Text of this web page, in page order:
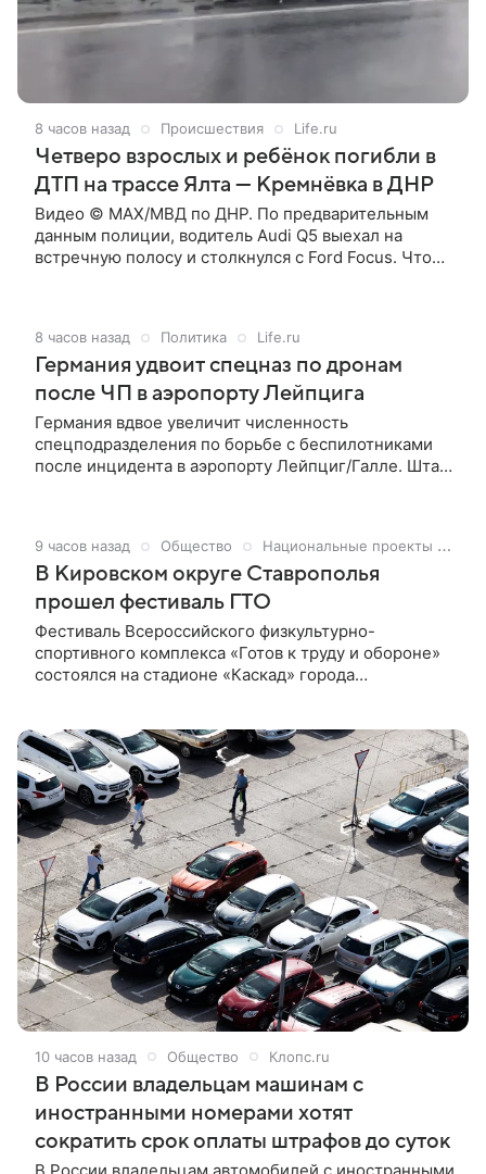
8 часов назад Происшествия Life.ru
Четверо взрослых и ребёнок погибли в
ДТП на трассе Ялта — Кремнёвка в ДНР
Видео © МАХ/МВД по ДНР. По предварительным
данным полиции, водитель Audi Q5 выехал на
встречную полосу и столкнулся с Ford Focus. Что
четырёх пассажиров. Среди погибших был 12-
летний ребёнок.
8 часов назад Политика Life.ru
Германия удвоит спецназ по дронам
после ЧП в аэропорту Лейпцига
Германия вдвое увеличит численность
спецподразделения по борьбе с беспилотниками
после инцидента в аэропорту Лейпциг/Галле. Штат
9 часов назад Общество Национальные проекты России
В Кировском округе Ставрополья
прошел фестиваль ГТО
Фестиваль Всероссийского физкультурно-
спортивного комплекса «Готов к труду и обороне»
состоялся на стадионе «Каскад» города
соответствует целям государственной программы
«Спорт России».
10 часов назад Общество Клопс.ru
В России владельцам машинам с
иностранными номерами хотят
сократить срок оплаты штрафов до суток
В России владельцам автомобилей с иностранными